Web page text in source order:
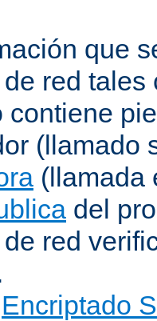
que
red
contiene
(llamado
(llamada
del
red
Encriptado